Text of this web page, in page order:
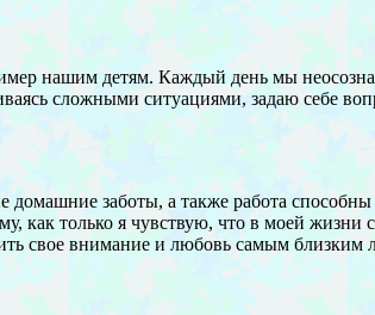
нашим детям. Каждый день мы
сложными ситуациями, задаю себе
заботы, а также работа
как только я чувствую, что в моей жизни
свое внимание и любовь самым близким